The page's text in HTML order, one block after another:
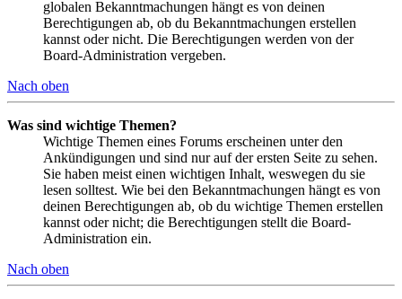
globalen Bekanntmachungen hängt es von deinen
Berechtigungen ab, ob du Bekanntmachungen erstellen
kannst oder nicht. Die Berechtigungen werden von der
Board-Administration vergeben.
Nach oben
Was sind wichtige Themen?
Wichtige Themen eines Forums erscheinen unter den
Ankündigungen und sind nur auf der ersten Seite zu sehen.
Sie haben meist einen wichtigen Inhalt, weswegen du sie
lesen solltest. Wie bei den Bekanntmachungen hängt es von
deinen Berechtigungen ab, ob du wichtige Themen erstellen
kannst oder nicht; die Berechtigungen stellt die Board-
Administration ein.
Nach oben